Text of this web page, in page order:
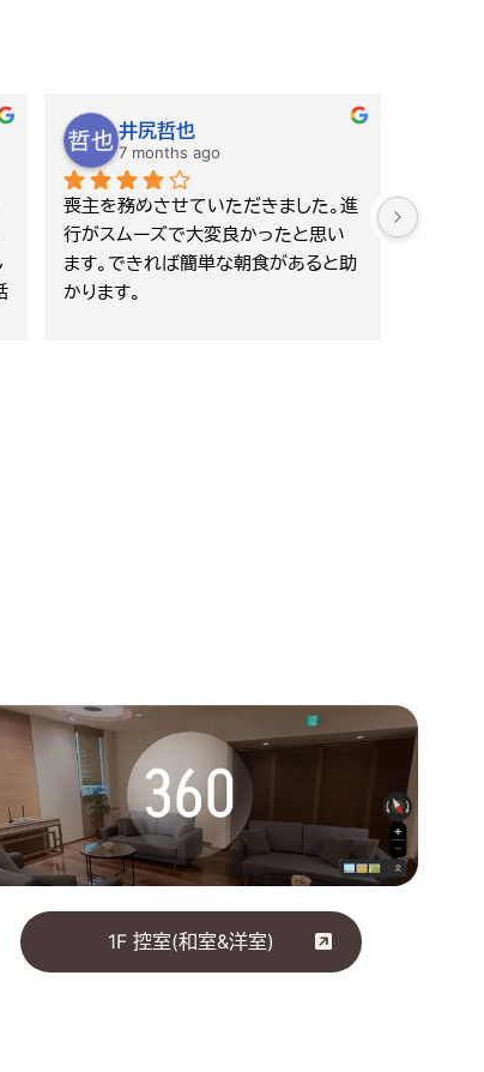
ももも
10 months ago
祖母の通夜、葬式でお世話になりまし
た。スタッフの皆さんの心配りや駐車
場でも丁寧対応で、滞りなく執り行う
ことができました。一つ思ったのは、
初めて
1F 控室(和室&洋室)